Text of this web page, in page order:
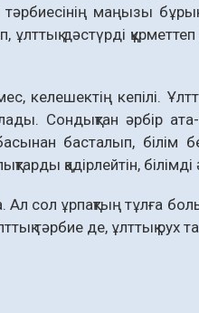
тәрбиесінің маңызы
ұлттық дәстүрді
келешектің кепілі.
Сондықтан әрбір
басталып, білім
қадірлейтін,
сол ұрпақтың тұлға
тәрбие де, ұлттық рух та